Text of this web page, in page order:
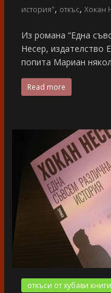
история", откъс, Хокан
Из романа “Една
Несер, издателство
попита Мариан
Read more
откъси от хубави книги